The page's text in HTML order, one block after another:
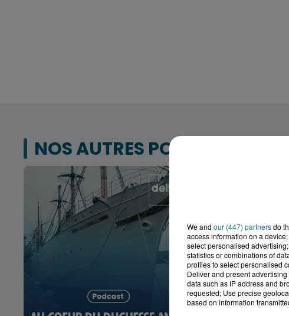
NOS AUTRES PODCASTS
We and our (447) partnersdo
access information on a
select personalised
statistics or combinations of
profiles to select personalised
Deliver and present
data such as IP address and
requested; Use precise
based on information